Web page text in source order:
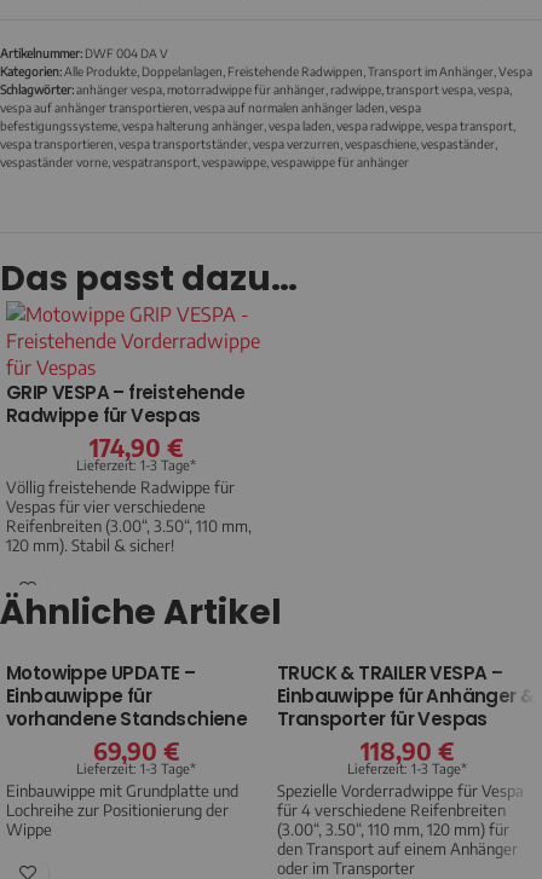
Artikelnummer: DWF 004 DA V
Kategorien:Alle Produkte Doppelanlagen Freistehende Radwippen Transport im Anhänger Vespa
Schlagwörter:anhänger vespa motorradwippe für anhänger radwippe transport vespa vespa
vespa auf anhänger transportieren vespa auf normalen anhänger laden vespa
befestigungssysteme vespa halterung anhänger vespa laden vespa radwippe vespa transport
vespa transportieren vespa transportständer vespa verzurren vespaschiene vespaständer
vespaständer vorne vespatransport vespawippe vespawippe für anhänger
Das passt dazu…
GRIP VESPA – freistehende
Radwippe für Vespas
174,90 €
Lieferzeit: 1-3 Tage*
Völlig freistehende Radwippe für
Vespas für vier verschiedene
Reifenbreiten (3.00“, 3.50“, 110 mm,
120 mm). Stabil & sicher!
Ähnliche Artikel
Motowippe UPDATE –
Einbauwippe für
vorhandene Standschiene
69,90 €
Lieferzeit: 1-3 Tage*
Einbauwippe mit Grundplatte und
Lochreihe zur Positionierung der
Wippe
TRUCK & TRAILER VESPA –
Einbauwippe für Anhänger &
Transporter für Vespas
118,90 €
Lieferzeit: 1-3 Tage*
Spezielle Vorderradwippe für Vespa
für 4 verschiedene Reifenbreiten
(3.00“, 3.50“, 110 mm, 120 mm) für
den Transport auf einem Anhänger
oder im Transporter